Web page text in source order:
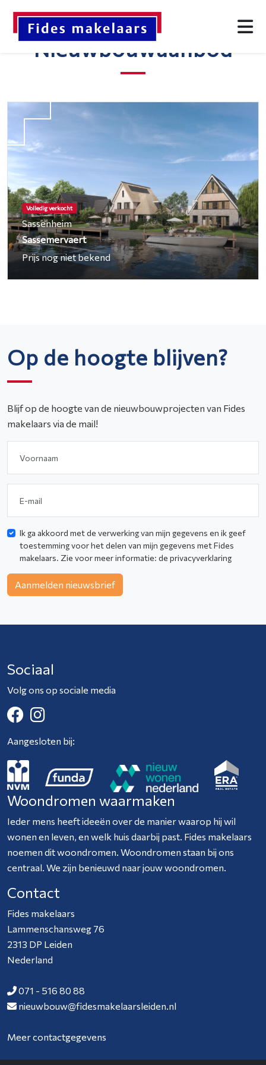
Nieuwbouwaanbod
Volledig verkocht
Sassenheim
Sassemervaert
Prijs nog niet bekend
Op de hoogte blijven?
Blijf op de hoogte van de nieuwbouwprojecten van Fides
makelaars via de mail!
Ik ga akkoord met de verwerking van mijn gegevens en ik geef
toestemming voor het delen van mijn gegevens met Fides
makelaars. Zie voor meer informatie: de privacyverklaring
Aanmelden nieuwsbrief
Sociaal
Volg ons op sociale media
Aangesloten bij:
Woondromen waarmaken
Ieder mens heeft ideeën over de manier waarop hij wil
wonen en leven, en welk huis daarbij past. Fides makelaars
noemen dit woondromen. Woondromen staan bij ons
centraal. We zijn benieuwd naar jouw woondromen.
Contact
Fides makelaars
Lammenschansweg 76
2313 DP Leiden
Nederland
071 - 516 80 88
nieuwbouw@fidesmakelaarsleiden.nl
Meer contactgegevens